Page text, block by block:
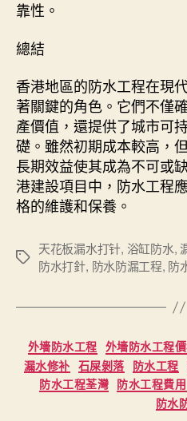
靠性。
總結
香港地區的防水工程在現
著關鍵的角色。它們不僅
產價值，還提供了城市可
礎。雖然初期成本較高，
長期效益使其成為不可或
港建設項目中，防水工程
格的維護和保養。
Tags
天花板漏水打针, 浴缸防水,
防水打針, 防水防漏工程, 防
外墻防水工程 外墻防水工程
漏水修补 石屎剝落 防水工程
防水工程荃灣 防水工程費用
防水